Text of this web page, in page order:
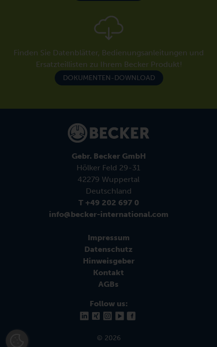
Finden Sie Datenblätter, Bedienungsanleitungen und
Ersatzteillisten zu Ihrem Becker Produkt!
DOKUMENTEN-DOWNLOAD
Gebr. Becker GmbH
Hölker Feld 29-31
42279 Wuppertal
Deutschland
T +49 202 697 0
info@becker-international.com
Impressum
Datenschutz
Hinweisgeber
Kontakt
AGBs
Follow us:
© 2026